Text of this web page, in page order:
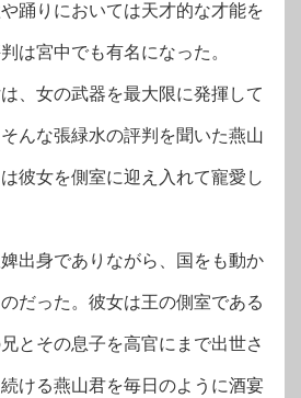
踊りにおいては天才的な才能を
は宮中でも有名になった。
、女の武器を最大限に発揮して
んな張緑水の評判を聞いた燕山
彼女を側室に迎え入れて寵愛し
出身でありながら、国をも動か
だった。彼女は王の側室である
とその息子を高官にまで出世さ
ける燕山君を毎日のように酒宴